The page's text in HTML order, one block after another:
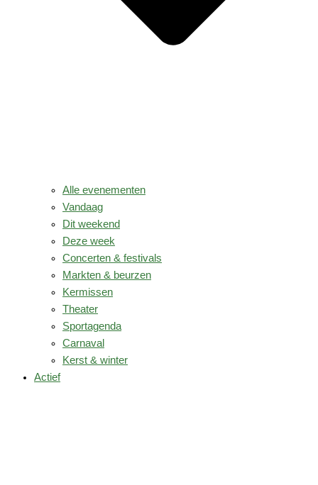
Alle evenementen
Vandaag
Dit weekend
Deze week
Concerten & festivals
Markten & beurzen
Kermissen
Theater
Sportagenda
Carnaval
Kerst & winter
Actief